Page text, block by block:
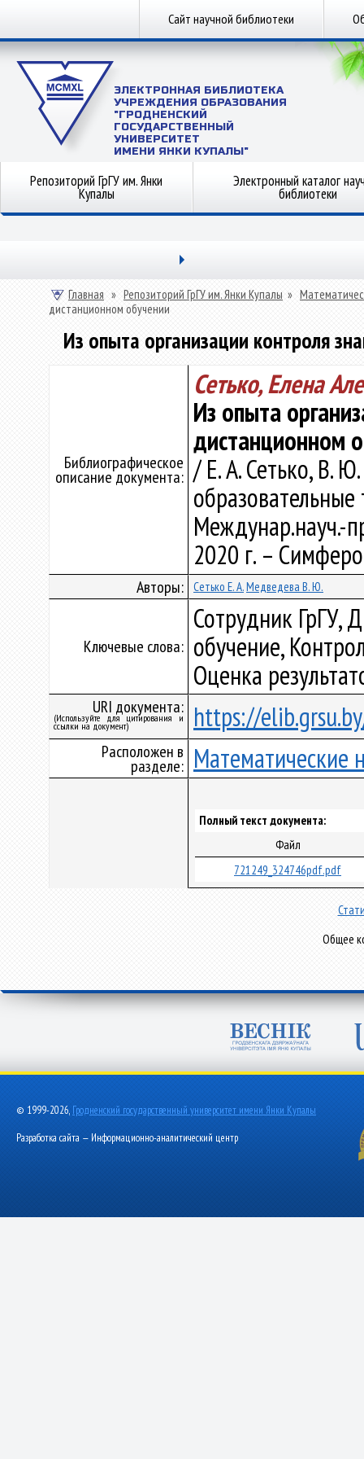
Сайт научной библиотеки
ЭЛЕКТРОННАЯ БИБЛИОТЕКА
УЧРЕЖДЕНИЯ ОБРАЗОВАНИЯ
"ГРОДНЕНСКИЙ
ГОСУДАРСТВЕННЫЙ
УНИВЕРСИТЕТ
ИМЕНИ ЯНКИ КУПАЛЫ"
Репозиторий ГрГУ им. Янки
Купалы
Электронный каталог
библиотеки
Главная » Репозиторий ГрГУ им. Янки Купалы »
дистанционном обучении
Из опыта организации контроля
Библиографическое
описание документа:
Сетько, Елена
Из опыта
дистанционном
/ Е. А. Сетько, В.
образовательные
Междунар.науч.-
2020 г. –
Авторы: Сетько Е. А.Медведева В. Ю.
Ключевые слова:
Сотрудник ГрГУ,
обучение,
Оценка
URI документа:
(Используйте для цитирования и
ссылки на документ) https://
Расположен в
разделе: Математические
Полный текст документа:
Файл
721249_324746pdf.pdf
Общее
© 1999-2026, Гродненский государственный университет имени Янки Купалы
Разработка сайта — Информационно-аналитический центр